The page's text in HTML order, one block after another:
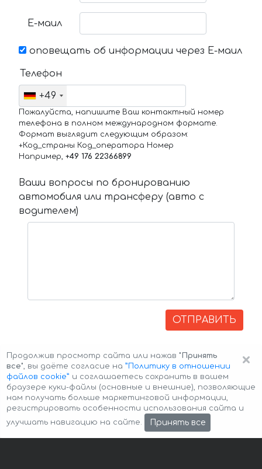
Е-маил
оповещать об информации через Е-маил
Телефон
+49
Пожалуйста, напишите Ваш контактный номер
телефона в полном международном формате.
Формат выглядит следующим образом:
+Код_страны Код_оператора Номер
Например, +49 176 22366899
Ваши вопросы по бронированию
автомобиля или трансферу (авто с
водителем)
ОТПРАВИТЬ
Авторские права © 2026 Авто-Аренда Cookie Policy
×
Продолжив просмотр сайта или нажав "Принять
все", вы даёте согласие на ”Политику в отношении
файлов cookie” и соглашаетесь сохранить в вашем
браузере куки-файлы (основные и внешние), позволяющие
нам получать больше маркетинговой информации,
регистрировать особенности использования сайта и
улучшать навигацию на сайте.
Принять все